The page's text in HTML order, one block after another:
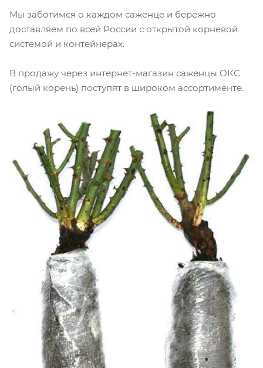
Мы заботимся о каждом саженце и бережно
доставляем по всей России с открытой корневой
системой и контейнерах.
В продажу через интернет-магазин саженцы ОКС
(голый корень) поступят в широком ассортименте.